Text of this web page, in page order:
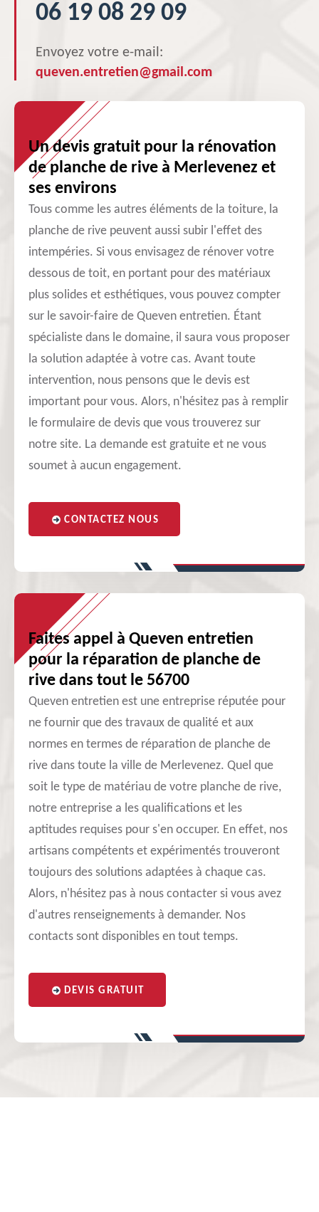
06 19 08 29 09
Envoyez votre e-mail:
queven.entretien@gmail.com
Un devis gratuit pour la rénovation
de planche de rive à Merlevenez et
ses environs
Tous comme les autres éléments de la toiture, la
planche de rive peuvent aussi subir l'effet des
intempéries. Si vous envisagez de rénover votre
dessous de toit, en portant pour des matériaux
plus solides et esthétiques, vous pouvez compter
sur le savoir-faire de Queven entretien. Étant
spécialiste dans le domaine, il saura vous proposer
la solution adaptée à votre cas. Avant toute
intervention, nous pensons que le devis est
important pour vous. Alors, n'hésitez pas à remplir
le formulaire de devis que vous trouverez sur
notre site. La demande est gratuite et ne vous
soumet à aucun engagement.
CONTACTEZ NOUS
Faites appel à Queven entretien
pour la réparation de planche de
rive dans tout le 56700
Queven entretien est une entreprise réputée pour
ne fournir que des travaux de qualité et aux
normes en termes de réparation de planche de
rive dans toute la ville de Merlevenez. Quel que
soit le type de matériau de votre planche de rive,
notre entreprise a les qualifications et les
aptitudes requises pour s'en occuper. En effet, nos
artisans compétents et expérimentés trouveront
toujours des solutions adaptées à chaque cas.
Alors, n'hésitez pas à nous contacter si vous avez
d'autres renseignements à demander. Nos
contacts sont disponibles en tout temps.
DEVIS GRATUIT